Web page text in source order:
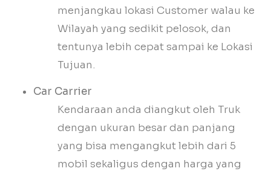
menjangkau lokasi Customer walau ke
Wilayah yang sedikit pelosok, dan
tentunya lebih cepat sampai ke Lokasi
Tujuan.
Car Carrier
Kendaraan anda diangkut oleh Truk
dengan ukuran besar dan panjang
yang bisa mengangkut lebih dari 5
mobil sekaligus dengan harga yang